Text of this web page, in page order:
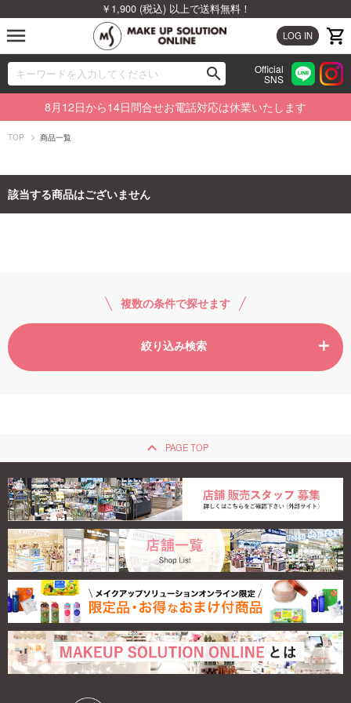
￥1,900 (税込) 以上で送料無料！
LOG IN
menu
search
00
Official
SNS
ブランドから探す
カテゴリから探す
ログイン・新規会員登録
8月12日から14日問合せお電話対応は休業いたします
TOP 商品一覧
該当する商品はございません
複数の条件で探せます
絞り込み検索
keyboard_arrow_up PAGE TOP